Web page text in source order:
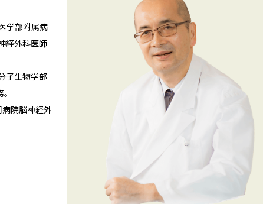
学部附属病
経外科医師
子生物学部
院脳神経外